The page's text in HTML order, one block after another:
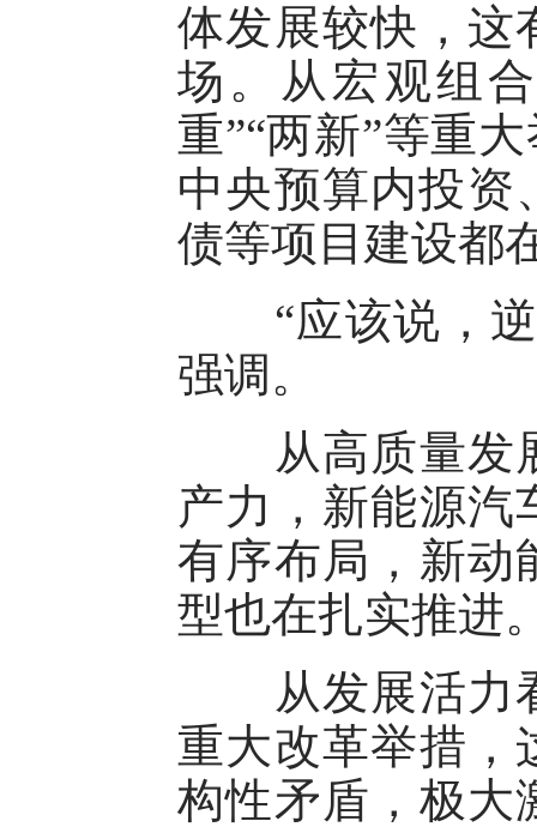
体发展较快，这
场。从宏观组
重”“两新”等重
中央预算内投资
债等项目建设都
“应该说，逆
强调。
从高质量发展
产力，新能源汽
有序布局，新动
型也在扎实推进
从发展活力看
重大改革举措，
构性矛盾，极大